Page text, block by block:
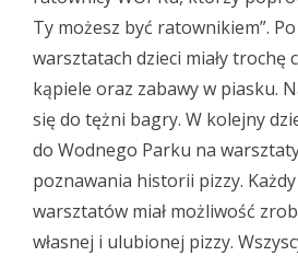
Ty możesz być ratownikiem”.
warsztatach dzieci miały trochę
kąpiele oraz zabawy w piasku.
się do tężni bagry. W kolejny
do Wodnego Parku na
poznawania historii pizzy.
warsztatów miał możliwość
własnej i ulubionej pizzy.